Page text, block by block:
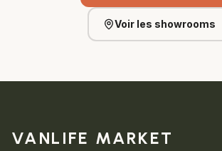
Voir les showrooms
VANLIFE MARKET